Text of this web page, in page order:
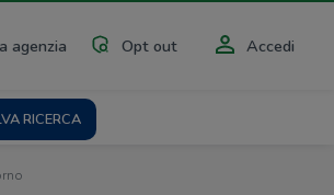
agenzia Opt out Accedi
RICERCA